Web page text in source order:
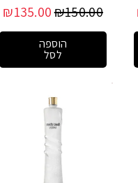
₪150.00
₪135.00
הוספה
לסל